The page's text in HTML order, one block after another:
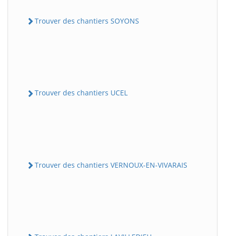
Trouver des chantiers SOYONS
Trouver des chantiers UCEL
Trouver des chantiers VERNOUX-EN-VIVARAIS